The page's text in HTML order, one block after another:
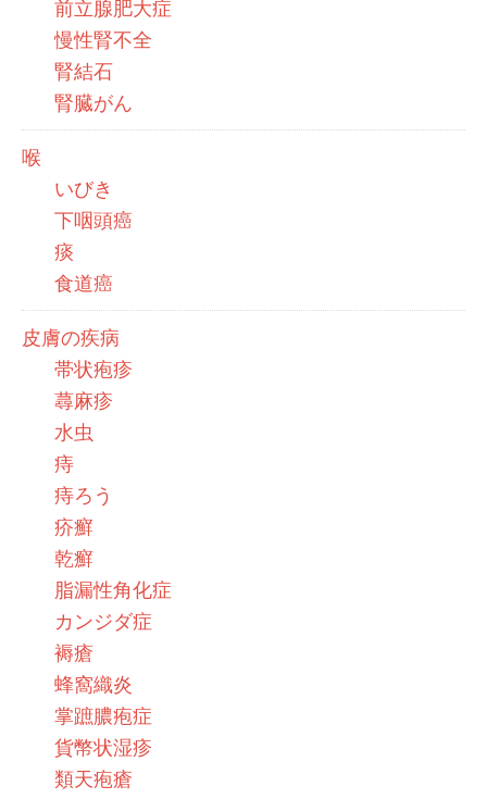
前立腺肥大症
慢性腎不全
腎結石
腎臓がん
喉
いびき
下咽頭癌
痰
食道癌
皮膚の疾病
帯状疱疹
蕁麻疹
水虫
痔
痔ろう
疥癬
乾癬
脂漏性角化症
カンジダ症
褥瘡
蜂窩織炎
掌蹠膿疱症
貨幣状湿疹
類天疱瘡